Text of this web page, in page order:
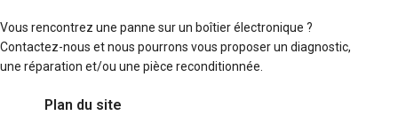
Vous rencontrez une panne sur un boîtier électronique ?
Contactez-nous et nous pourrons vous proposer un diagnostic,
une réparation et/ou une pièce reconditionnée.
Plan du site